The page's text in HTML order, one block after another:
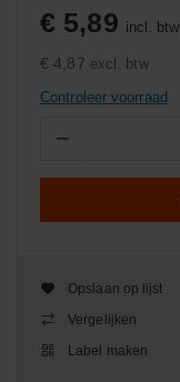
€ 5,89 incl. btw
€ 4,87 excl. btw
Controleer voorraad
−
Opslaan op lijst
Vergelijken
Label maken